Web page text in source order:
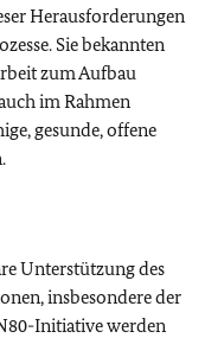
Herausforderungen
Sie bekannten
zum Aufbau
im Rahmen
gesunde, offene
Unterstützung des
insbesondere der
Initiative werden